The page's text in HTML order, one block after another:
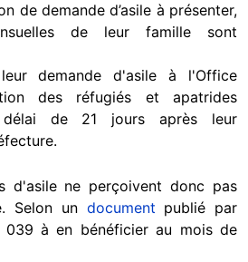
de demande d’asile à présenter,
de leur famille sont
demande d'asile à l'Office
des réfugiés et apatrides
délai de 21 jours après leur
d'asile ne perçoivent donc pas
Selon un document publié par
039 à en bénéficier au mois de